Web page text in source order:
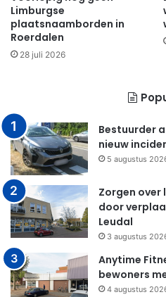
Limburgse
plaatsnaamborden in
Roerdalen
28 juli 2026
Bestuurder
nieuw
5 augustus
Zorgen
door
Leudal
3 augustus
Anytime
bewoners
4 augustus